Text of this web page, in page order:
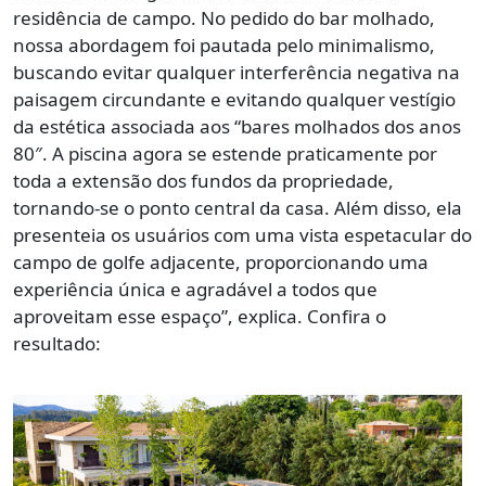
residência de campo. No pedido do bar molhado,
nossa abordagem foi pautada pelo minimalismo,
buscando evitar qualquer interferência negativa na
paisagem circundante e evitando qualquer vestígio
da estética associada aos “bares molhados dos anos
80″. A piscina agora se estende praticamente por
toda a extensão dos fundos da propriedade,
tornando-se o ponto central da casa. Além disso, ela
presenteia os usuários com uma vista espetacular do
campo de golfe adjacente, proporcionando uma
experiência única e agradável a todos que
aproveitam esse espaço”, explica. Confira o
resultado: